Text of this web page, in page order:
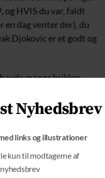
HVIS du var, faldt
en dag venter der), du
Djokovic er et godt og
mange brikker
erklærede DRs Philip
Nyhedsbrev
links og illustrationer
kun til modtagerne af